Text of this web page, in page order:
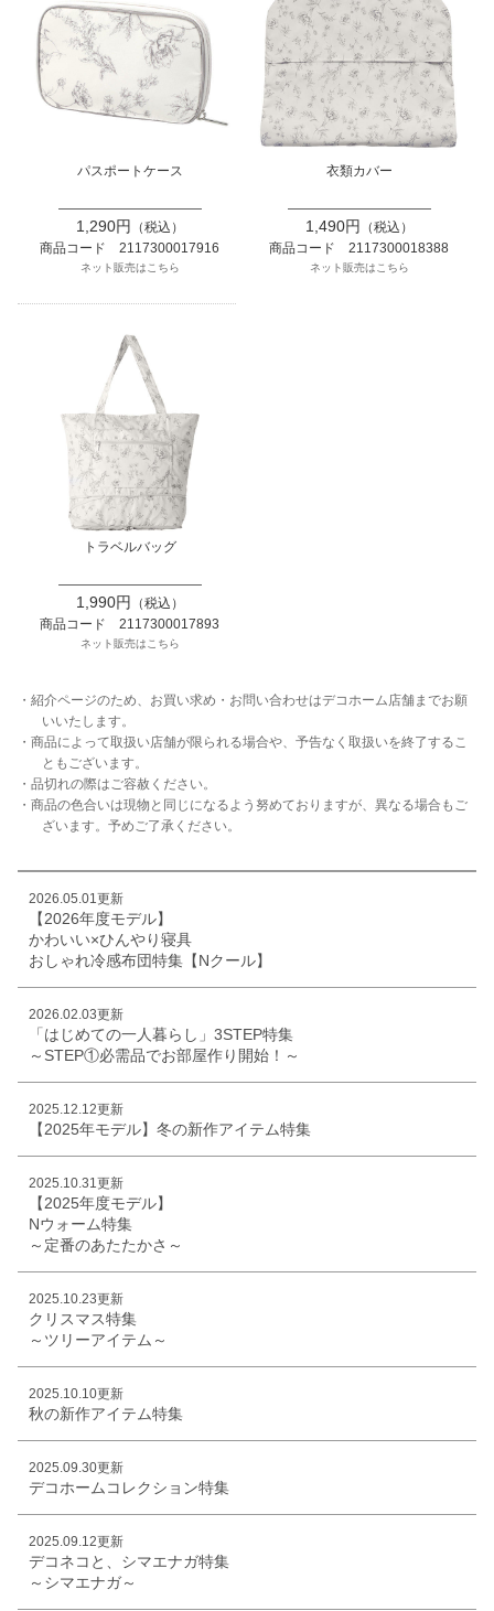
パスポートケース
1,290円
（税込）
商品コード 2117300017916
ネット販売はこちら
衣類カバー
1,490円
（税込）
商品コード 2117300018388
ネット販売はこちら
トラベルバッグ
1,990円
（税込）
商品コード 2117300017893
ネット販売はこちら
・紹介ページのため、お買い求め・お問い合わせはデコホーム店舗までお願
いいたします。
・商品によって取扱い店舗が限られる場合や、予告なく取扱いを終了するこ
ともございます。
・品切れの際はご容赦ください。
・商品の色合いは現物と同じになるよう努めておりますが、異なる場合もご
ざいます。予めご了承ください。
2026.05.01更新
【2026年度モデル】
かわいい×ひんやり寝具
おしゃれ冷感布団特集【Nクール】
2026.02.03更新
「はじめての一人暮らし」3STEP特集
～STEP①必需品でお部屋作り開始！～
2025.12.12更新
【2025年モデル】冬の新作アイテム特集
2025.10.31更新
【2025年度モデル】
Nウォーム特集
～定番のあたたかさ～
2025.10.23更新
クリスマス特集
～ツリーアイテム～
2025.10.10更新
秋の新作アイテム特集
2025.09.30更新
デコホームコレクション特集
2025.09.12更新
デコネコと、シマエナガ特集
～シマエナガ～